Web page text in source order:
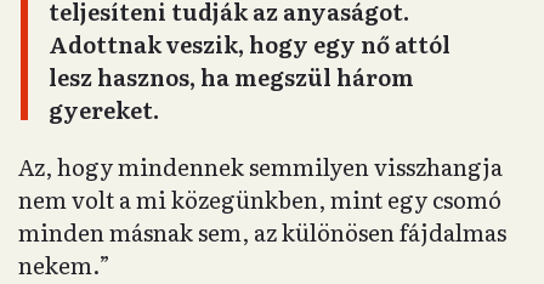
teljesíteni tudják az anyaságot.
Adottnak veszik, hogy egy nő attól
lesz hasznos, ha megszül három
gyereket.
Az, hogy mindennek semmilyen visszhangja
nem volt a mi közegünkben, mint egy csomó
minden másnak sem, az különösen fájdalmas
nekem.”